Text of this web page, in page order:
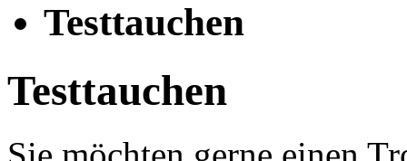
Testtauchen
Testtauchen